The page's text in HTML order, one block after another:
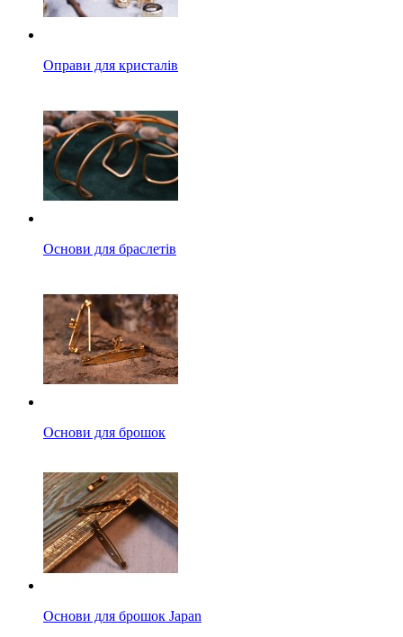
Оправи для кристалів
Основи для браслетів
Основи для брошок
Основи для брошок Japan